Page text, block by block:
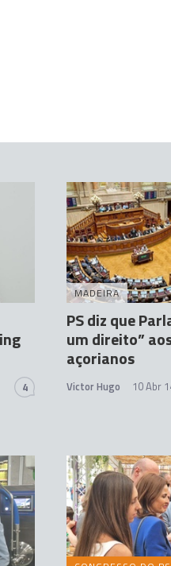
4
MADEIRA
PS diz que
um direito”
açorianos
Victor Hugo 10 Abr